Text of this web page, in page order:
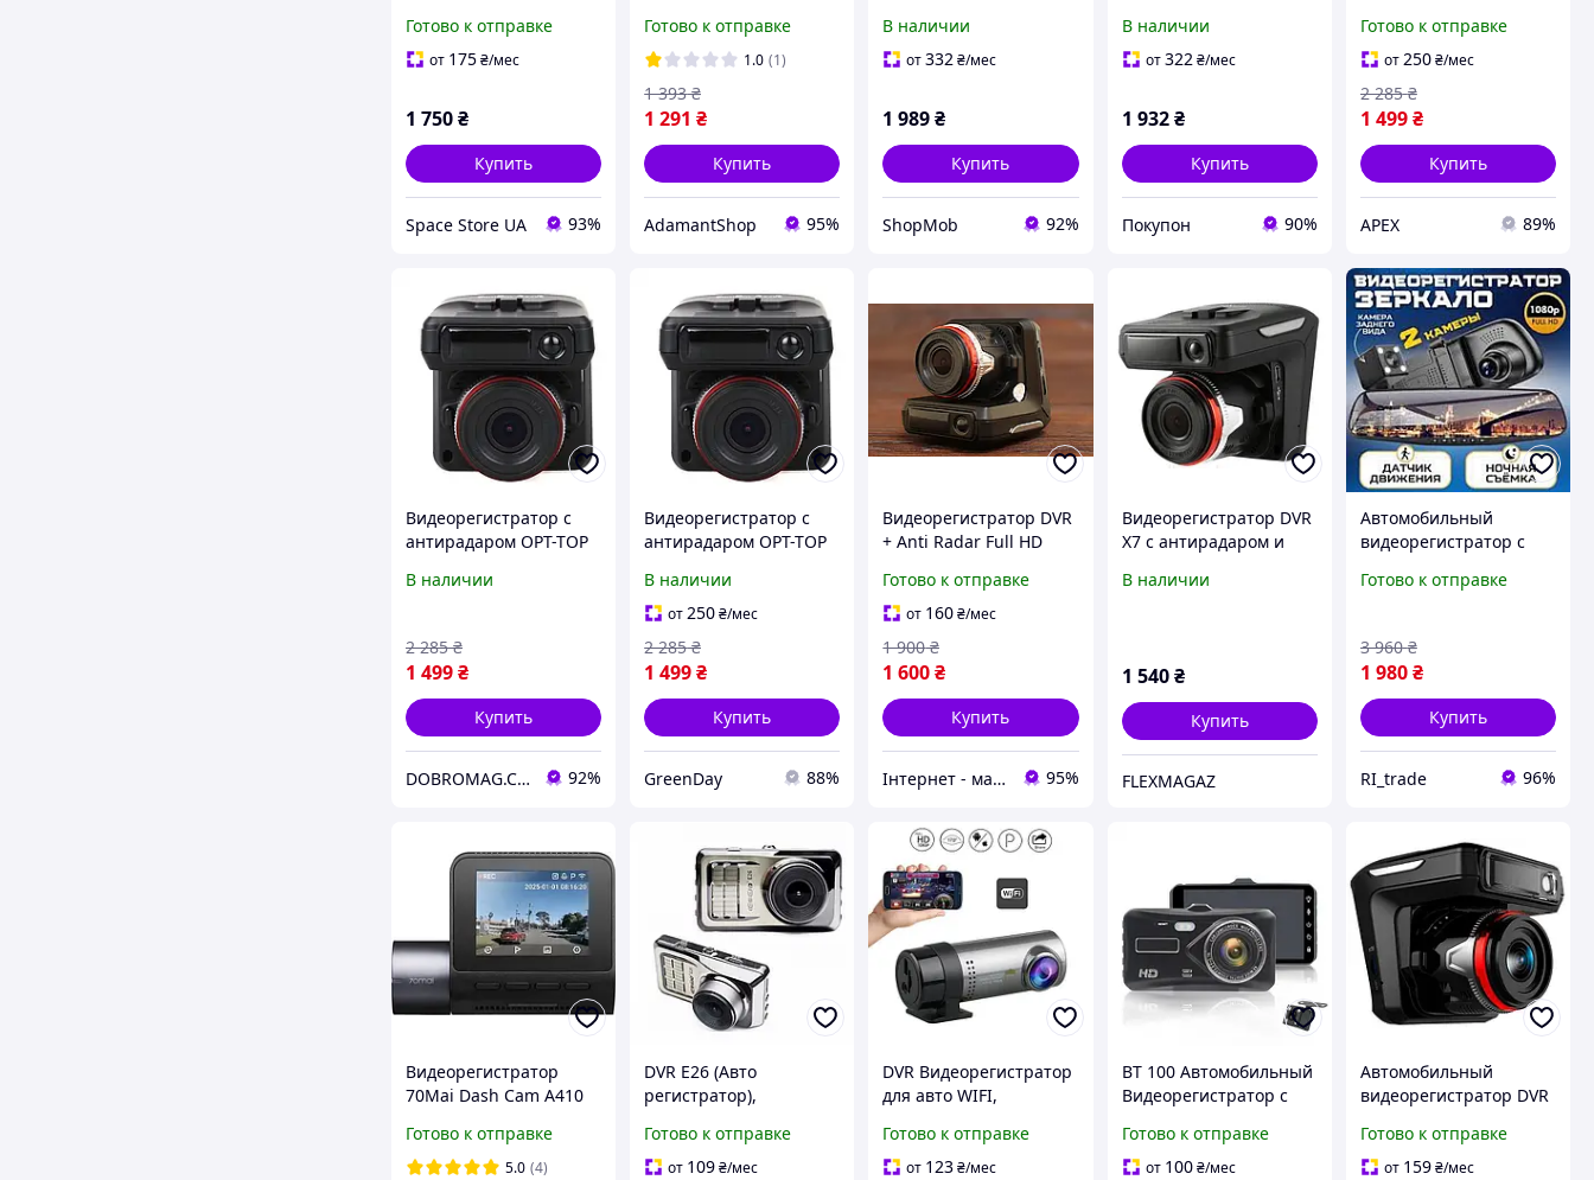
Готово к отправке
от 175₴/мес
1 750₴
Купить
Space Store UA 93%
Готово к отправке
1.0 (1)
1 291 ₴
1 393 ₴
Купить
AdamantShop 95%
сенсором и углом
обзора 140 градусов
В наличии
от332 ₴/мес
1 989₴
Купить
ShopMob 92%
В наличии
от322 ₴/мес
1 932 ₴
Купить
Покупон 90%
1080P черный
(1782142078)
Готово к отправке
от 250₴/мес
1 499₴
2 285 ₴
Купить
APEX 89%
Видеорегистратор с
антирадаром OPT-TOP
1080P черный
В наличии
1 499₴
2 285 ₴
Купить
DOBROMAG.COM.UA - ДОБРОМАГ 92%
Видеорегистратор с
антирадаром OPT-TOP
1080P черный
(1782142078)
В наличии
от250₴/мес
1 499₴
2 285 ₴
Купить
GreenDay 88%
Видеорегистратор DVR
+ Anti Radar Full HD
2.4" дисплей, G-сенсор,
черный
Готово к отправке
от 160₴/мес
1 600₴
1 900 ₴
Купить
Інтернет - магазин "Lion" 95%
Видеорегистратор DVR
X7 с антирадаром и
1080P
В наличии
1 540 ₴
Купить
FLEXMAGAZ
Автомобильный
видеорегистратор с
встроенный в
автомобиля с двумя
камерами переднего и
заднего вида
Готово к отправке
1 980₴
3 960 ₴
Купить
RI_trade 96%
Видеорегистратор
70Mai Dash Cam A410
Готово к отправке
5.0 (4)
DVR E26 (Авто
регистратор),
авто, Регистратор в
машину
Готово к отправке
от 109₴/мес
DVR Видеорегистратор
для авто WIFI,
видеорегистратор,
Регистратор в машину
Готово к отправке
от 123₴/мес
BT 100 Автомобильный
Видеорегистратор с
Видеорегистратор в
авто, Регистратор в
Готово к отправке
от 100 ₴/мес
Автомобильный
видеорегистратор DVR
Видеорегистратор в
авто, Антирадар в
Готово к отправке
от 159₴/мес